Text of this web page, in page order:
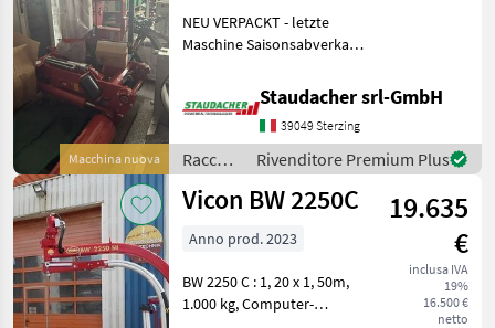
Krone
Mostra
tutti
MARKETPLACE
Marketplace
Offerte dei
rivenditori
Annunci
Macchina nuova
NEU VERPACKT - letzte
Maschine Saisonsabverkauf
Marke Vicon, Modell 2025,
zeichnen sich durch ihre
herausragende Qualität
und Effizienz au
Staudacher srl-GmbH
39049 Sterzing
Raccolta
mangimi
/ Vicon
Rivenditore Premium Plus
Vicon BW 2250C
19.635
€
inclusa IVA
19%
16.500 €
netto
Anno prod. 2023
BW 2250 C : 1, 20 x 1, 50m,
1.000 kg, Computer-